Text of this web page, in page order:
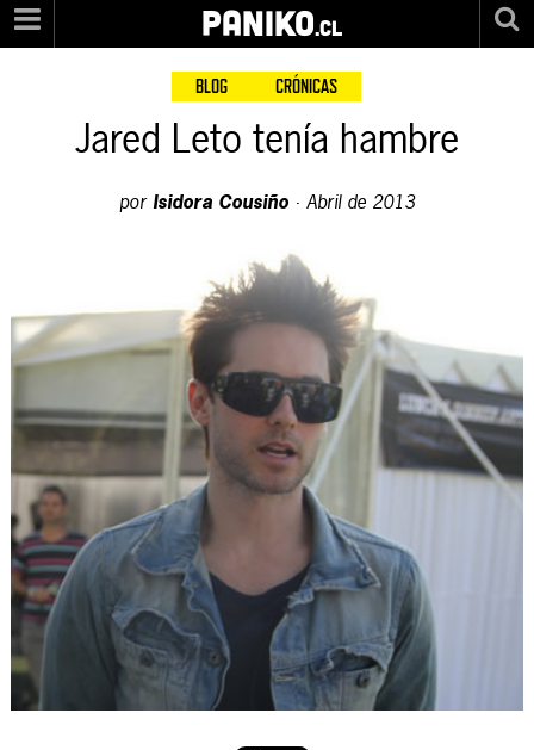
PANIKO.cl
BLOG CRÓNICAS
Jared Leto tenía hambre
por Isidora Cousiño· Abril de 2013